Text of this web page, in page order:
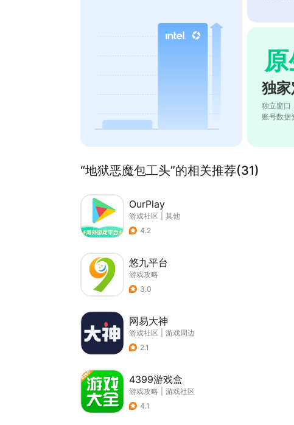
独
独立窗口
账号数据
“地狱恶魔包工头”的相关推荐(31)
OurPlay
游戏社区
其他
4.2
悠九平台
游戏攻略
3.0
网易大神
游戏社区
游戏周边
2.1
4399游戏盒
游戏攻略
游戏社区
4.1